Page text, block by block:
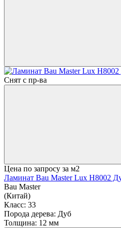
Снят с пр-ва
Цена по запросу за м2
Ламинат Bau Master Lux Н8002
Bau Master
(Китай)
Класс: 33
Порода дерева: Дуб
Толщина: 12 мм